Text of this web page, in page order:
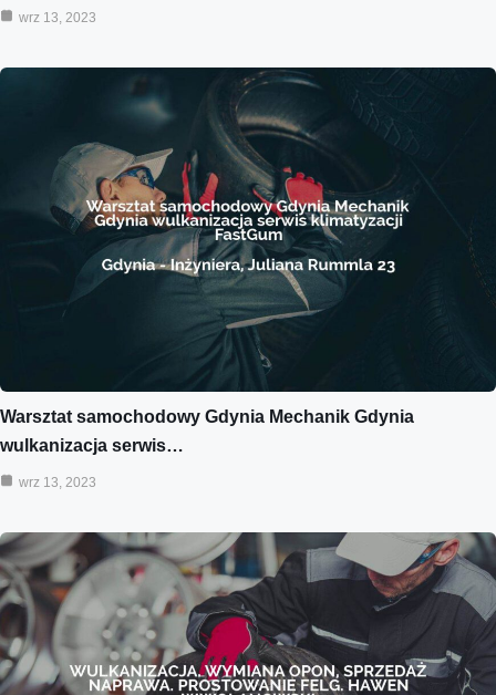
wrz 13, 2023
Warsztat samochodowy Gdynia Mechanik Gdynia
wulkanizacja serwis…
wrz 13, 2023